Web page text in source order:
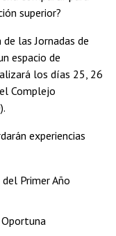
superior?
las Jornadas de
espacio de
los días 25, 26
Complejo
experiencias
Primer Año